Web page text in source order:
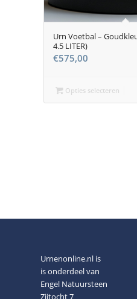
Urn Voetbal –
4.5 LITER)
€575,00
Opties selecteren
Urnenonline.nl is
is onderdeel van
Engel Natuursteen
Zijtocht 7